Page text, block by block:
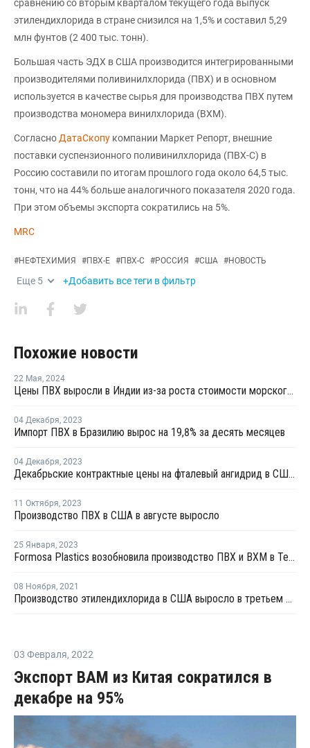
сравнению со вторым кварталом текущего года выпуск
этилендихлорида в стране снизился на 1,5% и составил 5,29
млн фунтов (2 400 тыс. тонн).
Большая часть ЭДХ в США производится интегрированными
производителями поливинилхлорида (ПВХ) и в основном
используется в качестве сырья для производства ПВХ путем
производства мономера винилхлорида (ВХМ).
Согласно ДатаСкопу компании Маркет Репорт, внешние
поставки суспензионного поливинилхлорида (ПВХ-С) в
Россию составили по итогам прошлого года около 64,5 тыс.
тонн, что на 44% больше аналогичного показателя 2020 года.
При этом объемы экспорта сократились на 5%.
MRC
#НЕФТЕХИМИЯ #ПВХ-Е #ПВХ-С #РОССИЯ #США #НОВОСТЬ
Еще 5 +Добавить все теги в фильтр
Похожие новости
22 Мая, 2024
Цены ПВХ выросли в Индии из-за роста стоимости морского фрахта на фоне торговой войны между США и Китаем
04 Декабря, 2023
Импорт ПВХ в Бразилию вырос на 19,8% за десять месяцев
04 Декабря, 2023
Декабрьские контрактные цены на фталевый ангидрид в США снизились
11 Октября, 2023
Производство ПВХ в США в августе выросло
25 Января, 2023
Formosa Plastics возобновила производство ПВХ и ВХМ в Техасе
08 Ноября, 2021
Производство этилендихлорида в США выросло в третьем квартале на 4,8%
03 Февраля, 2022
Экспорт ВАМ из Китая сократился в
декабре на 95%